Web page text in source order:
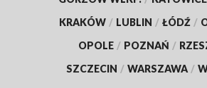
KRAKÓW / LUBLIN / ŁÓDŹ /
OPOLE / POZNAŃ /
SZCZECIN / WARSZAWA /